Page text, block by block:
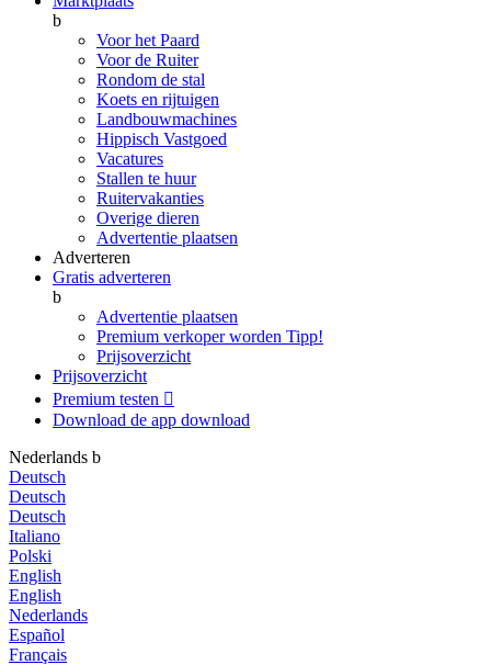
b
Voor het Paard
Voor de Ruiter
Rondom de stal
Koets en rijtuigen
Landbouwmachines
Hippisch Vastgoed
Vacatures
Stallen te huur
Ruitervakanties
Overige dieren
Advertentie plaatsen
Adverteren
Gratis adverteren
b
Advertentie plaatsen
Premium verkoper worden Tipp!
Prijsoverzicht
Prijsoverzicht
Premium testen 
Download de app download
Nederlands b
Deutsch
Deutsch
Deutsch
Italiano
Polski
English
English
Nederlands
Español
Français